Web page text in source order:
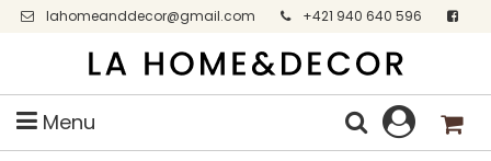
lahomeanddecor@gmail.com
+421 940 640 596
Facebook
Menu